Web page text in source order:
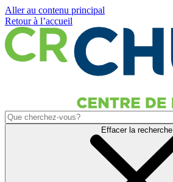
Aller au contenu principal
Retour à l’accueil
Effacer la recherche